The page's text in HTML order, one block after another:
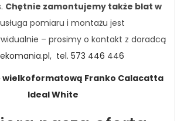
Chętnie zamontujemy także blat w
pomiaru i montażu jest
– prosimy o kontakt z doradcą
tel. 573 446 446
wielkoformatową Franko Calacatta
Ideal White